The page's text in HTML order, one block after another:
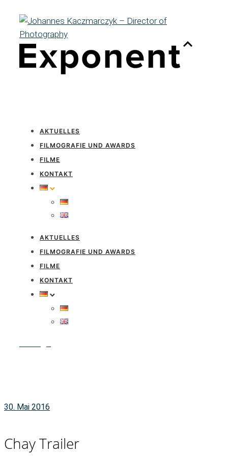
AKTUELLES
FILMOGRAFIE UND AWARDS
FILME
KONTAKT
AKTUELLES
FILMOGRAFIE UND AWARDS
FILME
KONTAKT
30. Mai 2016
Chay Trailer